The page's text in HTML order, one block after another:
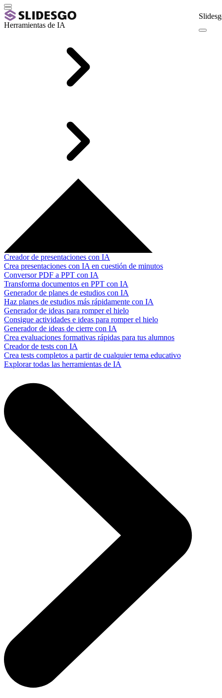
Herramientas de IA
Creador de presentaciones con IA
Crea presentaciones con IA en cuestión de minutos
Conversor PDF a PPT con IA
Transforma documentos en PPT con IA
Generador de planes de estudios con IA
Haz planes de estudios más rápidamente con IA
Generador de ideas para romper el hielo
Consigue actividades e ideas para romper el hielo
Generador de ideas de cierre con IA
Crea evaluaciones formativas rápidas para tus alumnos
Creador de tests con IA
Crea tests completos a partir de cualquier tema educativo
Explorar todas las herramientas de IA